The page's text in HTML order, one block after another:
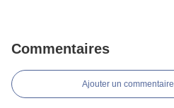
Commentaires
Ajouter un commentaire